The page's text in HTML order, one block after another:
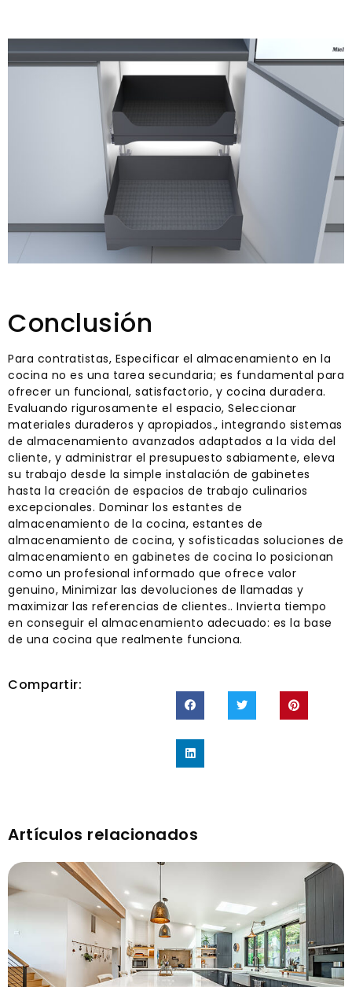
Conclusión
Para contratistas, Especificar el almacenamiento en la
cocina no es una tarea secundaria; es fundamental para
ofrecer un funcional, satisfactorio, y cocina duradera.
Evaluando rigurosamente el espacio, Seleccionar
materiales duraderos y apropiados., integrando sistemas
de almacenamiento avanzados adaptados a la vida del
cliente, y administrar el presupuesto sabiamente, eleva
su trabajo desde la simple instalación de gabinetes
hasta la creación de espacios de trabajo culinarios
excepcionales. Dominar los estantes de
almacenamiento de la cocina, estantes de
almacenamiento de cocina, y sofisticadas soluciones de
almacenamiento en gabinetes de cocina lo posicionan
como un profesional informado que ofrece valor
genuino, Minimizar las devoluciones de llamadas y
maximizar las referencias de clientes.. Invierta tiempo
en conseguir el almacenamiento adecuado: es la base
de una cocina que realmente funciona.
Compartir:
Artículos relacionados